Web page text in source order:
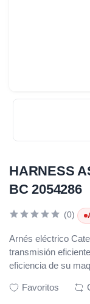
HARNESS
BC 2054286
(0)
Arnés eléctrico
transmisión
eficiencia de su
Favoritos